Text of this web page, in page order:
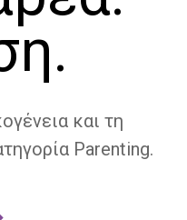
και τη
Parenting.